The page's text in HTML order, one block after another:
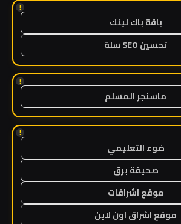
!
باقة باك لينك
تحسين SEO سلة
!
ماسنجر المسلم
!
ضوء التعليمي
صحيفة برق
موقع اشراقات
موقع اشراق اون لاين